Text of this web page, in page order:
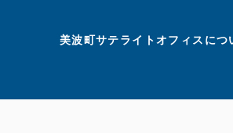
美波町サテライトオフィスにつ
美波町 ミナミマリンラボ
個人情報